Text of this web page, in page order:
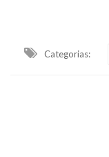
Categorias: